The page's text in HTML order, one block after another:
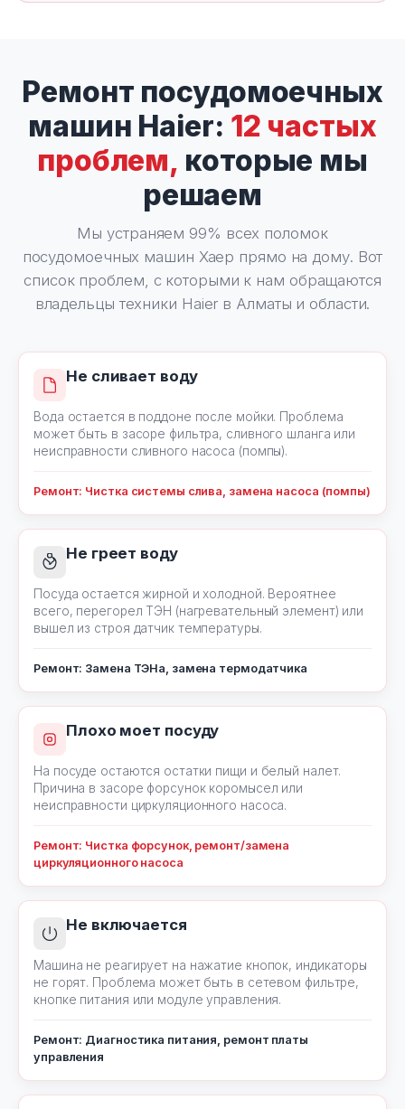
Ремонт посудомоечных
машин Haier: 12 частых
проблем, которые мы
решаем
Мы устраняем 99% всех поломок
посудомоечных машин Хаер прямо на дому. Вот
список проблем, с которыми к нам обращаются
владельцы техники Haier в Алматы и области.
Не сливает воду
Вода остается в поддоне после мойки. Проблема
может быть в засоре фильтра, сливного шланга или
неисправности сливного насоса (помпы).
Ремонт: Чистка системы слива, замена насоса (помпы)
Не греет воду
Посуда остается жирной и холодной. Вероятнее
всего, перегорел ТЭН (нагревательный элемент) или
вышел из строя датчик температуры.
Ремонт: Замена ТЭНа, замена термодатчика
Плохо моет посуду
На посуде остаются остатки пищи и белый налет.
Причина в засоре форсунок коромысел или
неисправности циркуляционного насоса.
Ремонт: Чистка форсунок, ремонт/замена
циркуляционного насоса
Не включается
Машина не реагирует на нажатие кнопок, индикаторы
не горят. Проблема может быть в сетевом фильтре,
кнопке питания или модуле управления.
Ремонт: Диагностика питания, ремонт платы
управления